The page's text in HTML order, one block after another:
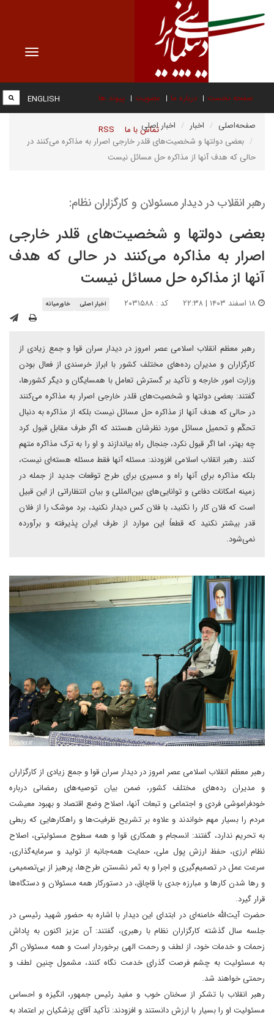
Toggle
صفحه نخست درباره ما عضویت پیوند ها
تماس با ما RSS
ENGLISH
صفحه‌اصلی اخبار
اخبار اصلی
بعضی دولتها و شخصیت‌های قلدر خارجی اصرار به مذاکره می‌کنند در
حالی که هدف آنها از مذاکره حل مسائل نیست
رهبر انقلاب در دیدار مسئولان و کارگزاران نظام:
بعضی دولتها و شخصیت‌های قلدر خارجی
اصرار به مذاکره می‌کنند در حالی که هدف
آنها از مذاکره حل مسائل نیست
کد : ۲۰۳۱۵۸۸ اخبار اصلی خاورمیانه
رهبر معظم انقلاب اسلامی عصر امروز در دیدار سران قوا و جمع زیادی از
کارگزاران و مدیران رده‌های مختلف کشور با ابراز خرسندی از فعال بودن
وزارت امور خارجه و تأکید بر گسترش تعامل با همسایگان و دیگر کشورها،
گفتند: بعضی دولتها و شخصیت‌های قلدر خارجی اصرار به مذاکره می‌کنند
در حالی که هدف آنها از مذاکره حل مسائل نیست بلکه از مذاکره به دنبال
تحکّم و تحمیل مسائل مورد نظرشان هستند که اگر طرف مقابل قبول کرد
چه بهتر، اما اگر قبول نکرد، جنجال راه بیاندازند و او را به ترک مذاکره متهم
کنند. رهبر انقلاب اسلامی افزودند: مسئله آنها فقط مسئله هسته‌ای نیست،
بلکه مذاکره برای آنها راه و مسیری برای طرح توقعات جدید از جمله در
زمینه امکانات دفاعی و توانایی‌های بین‌المللی و بیان انتظاراتی از این قبیل
است که فلان کار را نکنید، با فلان کس دیدار نکنید، برد موشک را از فلان
قدر بیشتر نکنید که قطعاً این موارد از طرف ایران پذیرفته و برآورده
نمی‌شود.
رهبر معظم انقلاب اسلامی عصر امروز در دیدار سران قوا و جمع زیادی از کارگزاران
و مدیران رده‌های مختلف کشور، ضمن بیان توصیه‌های رمضانی درباره
خودفراموشی فردی و اجتماعی و تبعات آنها، اصلاح وضع اقتصاد و بهبود معیشت
مردم را بسیار مهم خواندند و علاوه بر تشریح ظرفیت‌ها و راهکارهایی که ربطی
به تحریم ندارد، گفتند: انسجام و همکاری قوا و همه سطوح مسئولیتی، اصلاح
نظام ارزی، حفظ ارزش پول ملی، حمایت همه‌جانبه از تولید و سرمایه‌گذاری،
سرعت عمل در تصمیم‌گیری و اجرا و به ثمر نشستن طرح‌ها، پرهیز از بی‌تصمیمی
و رها شدن کارها و مبارزه جدی با قاچاق، در دستورکار همه مسئولان و دستگاه‌ها
قرار گیرد.
حضرت آیت‌الله خامنه‌ای در ابتدای این دیدار با اشاره به حضور شهید رئیسی در
جلسه سال گذشته کارگزاران نظام با رهبری، گفتند: آن عزیز اکنون به پاداش
زحمات و خدمات خود، از لطف و رحمت الهی برخوردار است و همه مسئولان اگر
به مسئولیت به چشم فرصت گذرای خدمت نگاه کنند، مشمول چنین لطف و
رحمتی خواهند شد.
رهبر انقلاب با تشکر از سخنان خوب و مفید رئیس جمهور، انگیزه و احساس
مسئولیت او را بسیار با ارزش دانستند و افزودند: تأکید آقای پزشکیان بر اعتماد به